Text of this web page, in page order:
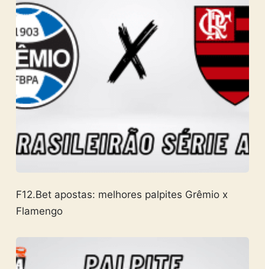
F12.Bet apostas: melhores palpites Grêmio x
Flamengo